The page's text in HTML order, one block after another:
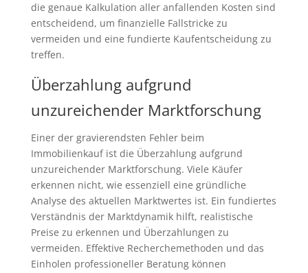
die genaue Kalkulation aller anfallenden Kosten sind
entscheidend, um finanzielle Fallstricke zu
vermeiden und eine fundierte Kaufentscheidung zu
treffen.
Überzahlung aufgrund
unzureichender Marktforschung
Einer der gravierendsten Fehler beim
Immobilienkauf ist die Überzahlung aufgrund
unzureichender Marktforschung. Viele Käufer
erkennen nicht, wie essenziell eine gründliche
Analyse des aktuellen Marktwertes ist. Ein fundiertes
Verständnis der Marktdynamik hilft, realistische
Preise zu erkennen und Überzahlungen zu
vermeiden. Effektive Recherchemethoden und das
Einholen professioneller Beratung können